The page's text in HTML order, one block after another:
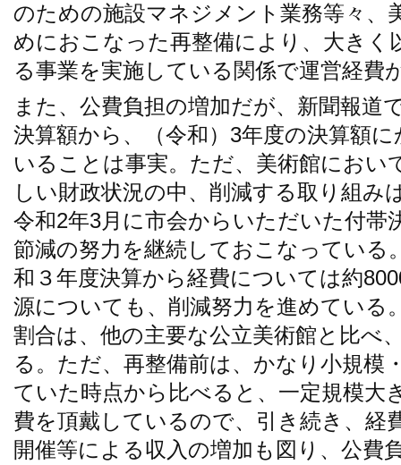
のための施設マネジメント業務等々、
めにおこなった再整備により、大きく
る事業を実施している関係で運営経費
また、公費負担の増加だが、新聞報道
決算額から、（令和）3年度の決算額
いることは事実。ただ、美術館におい
しい財政状況の中、削減する取り組み
令和2年3月に市会からいただいた付帯
節減の努力を継続しておこなっている
和３年度決算から経費については約
源についても、削減努力を進めている
割合は、他の主要な公立美術館と比べ
る。ただ、再整備前は、かなり小規模
ていた時点から比べると、一定規模大
費を頂戴しているので、引き続き、経
開催等による収入の増加も図り、公費